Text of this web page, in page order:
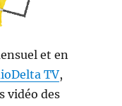
et en
TV,
vidéo des